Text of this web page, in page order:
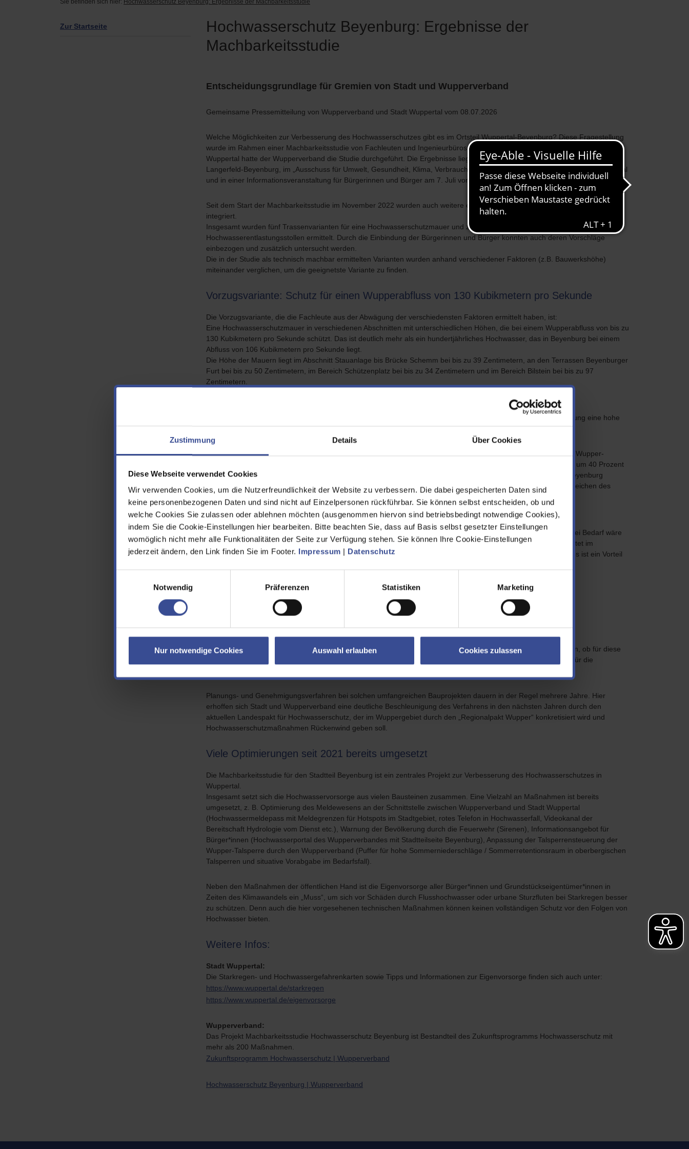
Zustimmung Details Über Cookies
Diese Webseite verwendet Cookies
Wir verwenden Cookies, um die Nutzerfreundlichkeit der Website zu verbessern. Die dabei gespeicherten Daten sind
keine personenbezogenen Daten und sind nicht auf Einzelpersonen rückführbar. Sie können selbst entscheiden, ob und
welche Cookies Sie zulassen oder ablehnen möchten (ausgenommen hiervon sind betriebsbedingt notwendige Cookies),
indem Sie die Cookie-Einstellungen hier bearbeiten. Bitte beachten Sie, dass auf Basis selbst gesetzter Einstellungen
womöglich nicht mehr alle Funktionalitäten der Seite zur Verfügung stehen. Sie können Ihre Cookie-Einstellungen
jederzeit ändern, den Link finden Sie im Footer. Impressum | Datenschutz
Notwendig
Präferenzen Statistiken Marketing
Nur notwendige Cookies Auswahl erlauben Cookies zulassen
Zur Startseite
Hochwasserschutz Beyenburg: Ergebnisse der
Machbarkeitsstudie
Entscheidungsgrundlage für Gremien von Stadt und Wupperverband
Gemeinsame Pressemitteilung von Wupperverband und Stadt Wuppertal vom 08.07.2026
Welche Möglichkeiten zur Verbesserung des Hochwasserschutzes gibt es im Ortsteil Wuppertal-Beyenburg? Diese Fragestellung
wurde im Rahmen einer Machbarkeitsstudie von Fachleuten und Ingenieurbüros eingehend geprüft. Im Auftrag der Stadt
Wuppertal hatte der Wupperverband die Studie durchgeführt. Die Ergebnisse liegen nun vor. Sie wurden in der Bezirksvertretung
Langerfeld-Beyenburg, im „Ausschuss für Umwelt, Gesundheit, Klima, Verbraucherschutz und Nachhaltigkeit“ der Stadt Wuppertal
und in einer Informationsveranstaltung für Bürgerinnen und Bürger am 7. Juli vorgestellt.
Seit dem Start der Machbarkeitsstudie im November 2022 wurden auch weitere ergänzende Themen und Fragestellungen
integriert.
Insgesamt wurden fünf Trassenvarianten für eine Hochwasserschutzmauer und zwei Varianten für einen
Hochwasserentlastungsstollen ermittelt. Durch die Einbindung der Bürgerinnen und Bürger konnten auch deren Vorschläge
einbezogen und zusätzlich untersucht werden.
Die in der Studie als technisch machbar ermittelten Varianten wurden anhand verschiedener Faktoren (z.B. Bauwerkshöhe)
miteinander verglichen, um die geeignetste Variante zu finden.
Vorzugsvariante: Schutz für einen Wupperabfluss von 130 Kubikmetern pro Sekunde
Die Vorzugsvariante, die die Fachleute aus der Abwägung der verschiedensten Faktoren ermittelt haben, ist:
Eine Hochwasserschutzmauer in verschiedenen Abschnitten mit unterschiedlichen Höhen, die bei einem Wupperabfluss von bis zu
130 Kubikmetern pro Sekunde schützt. Das ist deutlich mehr als ein hundertjährliches Hochwasser, das in Beyenburg bei einem
Abfluss von 106 Kubikmetern pro Sekunde liegt.
Die Höhe der Mauern liegt im Abschnitt Stauanlage bis Brücke Schemm bei bis zu 39 Zentimetern, an den Terrassen Beyenburger
Furt bei bis zu 50 Zentimetern, im Bereich Schützenplatz bei bis zu 34 Zentimetern und im Bereich Bilstein bei bis zu 97
Zentimetern.
Das Schutzziel 130 m³/s bedeutet keine Verschärfung der Situation für Unterlieger, hat nach derzeitiger Einschätzung eine hohe
Förderwahrscheinlichkeit und liegt deutlich höher als der Standard hundertjährliches Hochwasser.
Ein weiteres Plus: Die Variante ermöglicht, dass bei Bedarf durch eine erhöhte Abgabe in der oberhalb gelegenen Wupper-
Talsperre zusätzlicher Puffer geschaffen werden. Die Vorabgabe kann dann durch die Schutzwirkung einer Mauer um 40 Prozent
höher ausfallen als heute (70 Kubikmeter statt heute 50 Kubikmeter pro Sekunde), ohne dass Überflutungen in Beyenburg
entstehen. Somit wirkt diese Hochwasserschutzmaßnahme über Beyenburg hinaus und kommt auch weiteren Bereichen des
Stadtgebietes zugute.
Durch die Trassenführung und Mauerhöhen der Vorzugsvariante werden folgende Faktoren berücksichtigt:
Die Mauern bieten Schutz, ohne den Menschen die Sicht auf die Wupper zu versperren. Eine spätere Erhöhung bei Bedarf wäre
möglich. Die Funktion des Schützenplatzes, z. B. als Kirmesplatz, bliebe erhalten und – besonders wichtig – er bietet im
Hochwasserfall Platz als Logistikfläche für Einsatzkräfte. Die Trasse erfordert nur wenige Tore und Durchlässe, dies ist ein Vorteil
Eine Präsentation sowie ein Kurzbericht zur Machbarkeitsstudie sind auf der Homepage eingestellt:
Hochwasserschutz Beyenburg | Wupperverband
Wie geht es weiter?
Mit der Fertigstellung der Machbarkeitsstudie ist ein wichtiger Meilenstein erreicht. Der nächste Schritt ist zu prüfen, ob für diese
Variante vom Land Fördermittel bereitgestellt werden können. Weiterhin gilt es dann, einen politischen Beschuss für die
Planungs- und Genehmigungsverfahren bei solchen umfangreichen Bauprojekten dauern in der Regel mehrere Jahre. Hier
erhoffen sich Stadt und Wupperverband eine deutliche Beschleunigung des Verfahrens in den nächsten Jahren durch den
aktuellen Landespakt für Hochwasserschutz, der im Wuppergebiet durch den „Regionalpakt Wupper“ konkretisiert wird und
Hochwasserschutzmaßnahmen Rückenwind geben soll.
Viele Optimierungen seit 2021 bereits umgesetzt
Die Machbarkeitsstudie für den Stadtteil Beyenburg ist ein zentrales Projekt zur Verbesserung des Hochwasserschutzes in
Wuppertal.
Insgesamt setzt sich die Hochwasservorsorge aus vielen Bausteinen zusammen. Eine Vielzahl an Maßnahmen ist bereits
umgesetzt, z. B. Optimierung des Meldewesens an der Schnittstelle zwischen Wupperverband und Stadt Wuppertal
(Hochwassermeldepass mit Meldegrenzen für Hotspots im Stadtgebiet, rotes Telefon in Hochwasserfall, Videokanal der
Bereitschaft Hydrologie vom Dienst etc.), Warnung der Bevölkerung durch die Feuerwehr (Sirenen), Informationsangebot für
Bürger*innen (Hochwasserportal des Wupperverbandes mit Stadtteilseite Beyenburg), Anpassung der Talsperrensteuerung der
Wupper-Talsperre durch den Wupperverband (Puffer für hohe Sommerniederschläge / Sommerretentionsraum in oberbergischen
Talsperren und situative Vorabgabe im Bedarfsfall).
Neben den Maßnahmen der öffentlichen Hand ist die Eigenvorsorge aller Bürger*innen und Grundstückseigentümer*innen in
Zeiten des Klimawandels ein „Muss“, um sich vor Schäden durch Flusshochwasser oder urbane Sturzfluten bei Starkregen besser
zu schützen. Denn auch die hier vorgesehenen technischen Maßnahmen können keinen vollständigen Schutz vor den Folgen von
Hochwasser bieten.
Weitere Infos:
Stadt Wuppertal:
Die Starkregen- und Hochwassergefahrenkarten sowie Tipps und Informationen zur Eigenvorsorge finden sich auch unter:
https://www.wuppertal.de/starkregen
https://www.wuppertal.de/eigenvorsorge
Wupperverband:
Das Projekt Machbarkeitsstudie Hochwasserschutz Beyenburg ist Bestandteil des Zukunftsprogramms Hochwasserschutz mit
mehr als 200 Maßnahmen.
Zukunftsprogramm Hochwasserschutz | Wupperverband
Hochwasserschutz Beyenburg | Wupperverband